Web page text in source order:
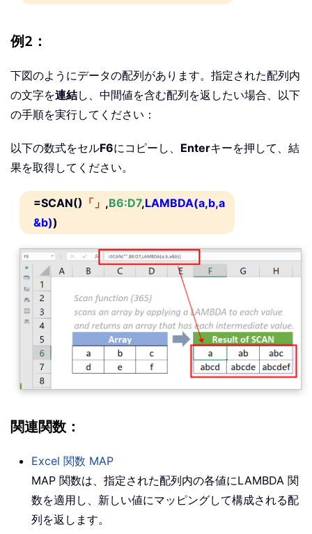
例2：
下図のようにデータの配列があります。指定された配列内
の文字を連結し、中間値を含む配列を返したい場合、以下
の手順を実行してください：
以下の数式をセルF6にコピーし、 Enterキーを押して、結
果を取得してください。
=SCAN() 「」 ,B6:D7,LAMBDA(a,b,a
&b))
関連関数：
Excel 関数 MAP
MAP 関数は、指定された配列内の各値にLAMBDA 関
数を適用し、新しい値にマッピングして構成される配
列を返します。